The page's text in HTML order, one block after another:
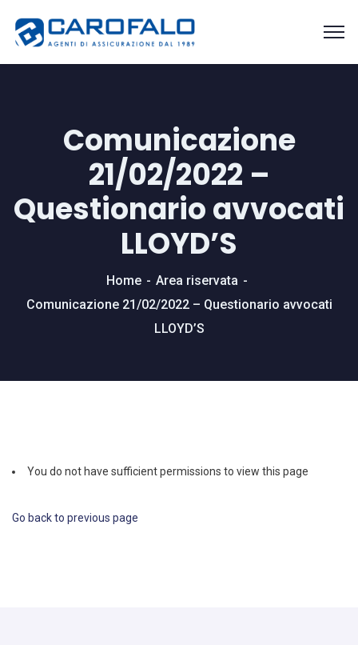
Comunicazione
21/02/2022 –
Questionario avvocati
LLOYD’S
Home
Area riservata
Comunicazione 21/02/2022 – Questionario avvocati
LLOYD’S
You do not have sufficient permissions to view this page
Go back to previous page